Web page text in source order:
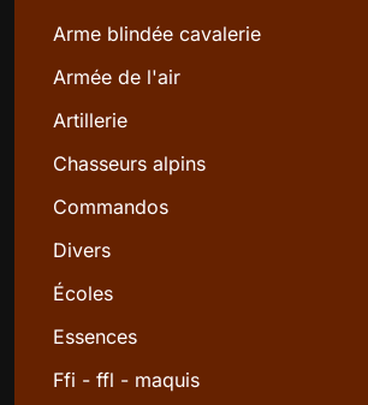
Arme blindée cavalerie
Armée de l'air
Artillerie
Chasseurs alpins
Commandos
Divers
Écoles
Essences
Ffi - ffl - maquis